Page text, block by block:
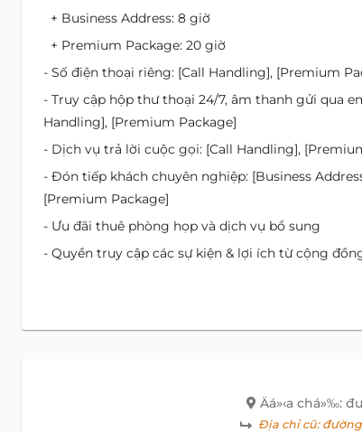
+ Business Address: 8 giờ
+ Premium Package: 20 giờ
- Số điện thoại riêng: [Call Handling], [Premium
- Truy cập hộp thư thoại 24/7, âm thanh gửi qua
Handling], [Premium Package]
- Dịch vụ trả lời cuộc gọi: [Call Handling],
- Đón tiếp khách chuyên nghiệp: [Business
[Premium Package]
- Ưu đãi thuê phòng họp và dịch vụ bổ sung
- Quyền truy cập các sự kiện & lợi ích từ cộng
Äá»‹a chá»‰:
Địa chỉ cũ:đường